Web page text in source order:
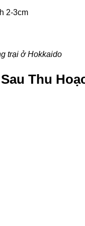
2-3cm
trại ở Hokkaido
Thu